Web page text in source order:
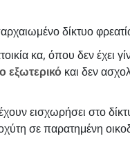
δίκτυο
κα, όπου δεν έχει
εξωτερικό και δεν
εισχωρήσει στο
σε παρατημένη